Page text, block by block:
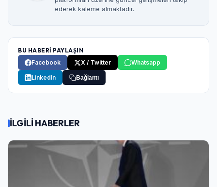
ederek kaleme almaktadır.
BU HABERİ PAYLAŞIN
Facebook
X / Twitter Whatsapp
LinkedIn Bağlantı
İLGİLİ HABERLER